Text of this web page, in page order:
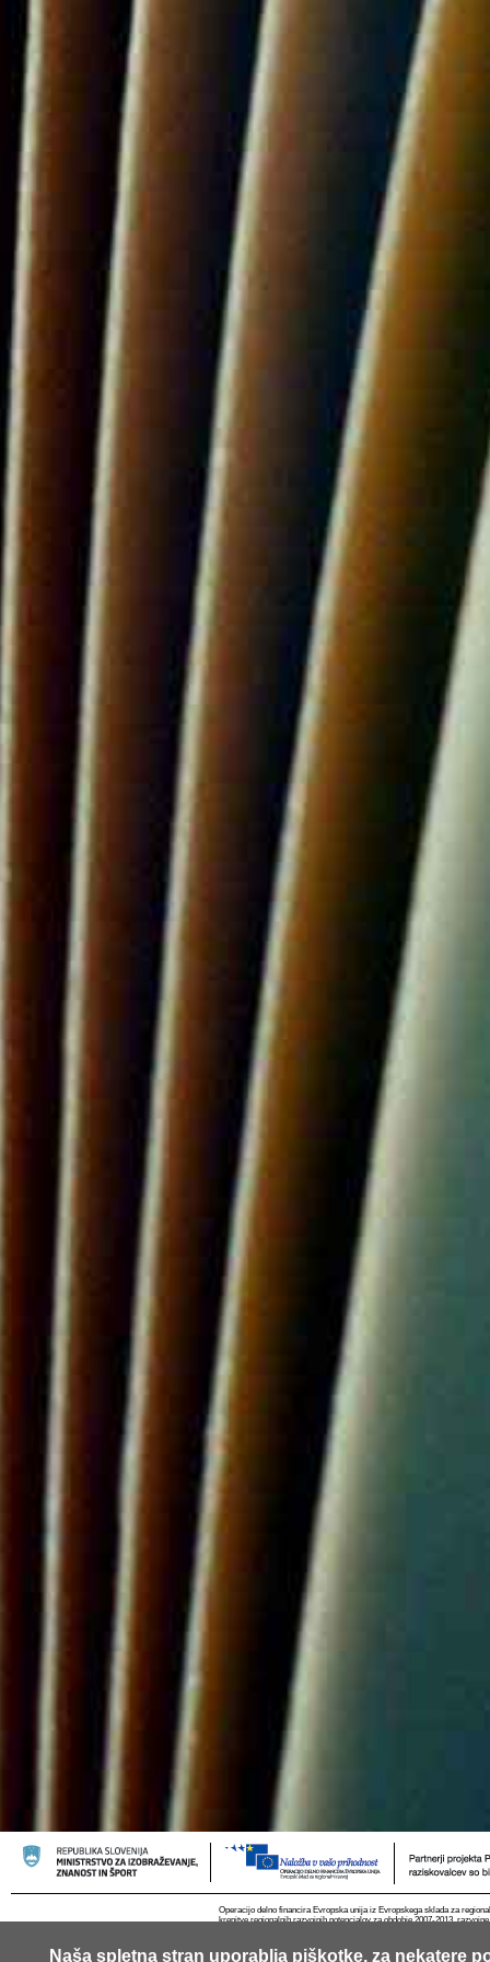
Naša spletna stran uporablja piškotke, za nekatere
Operacijo delno financira Evropska unija iz Evropskega sklada za
krepitve regionalnih razvojnih potencialov za obdobje 2007-2013,